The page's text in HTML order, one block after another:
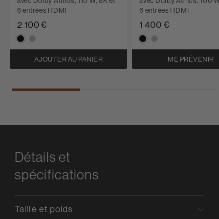
6 entrées HDMI
2 100 €
AJOUTER AU PANIER
6 entrées HDMI
1 400 €
ME PRÉVENIR
Détails et
spécifications
Taille et poids